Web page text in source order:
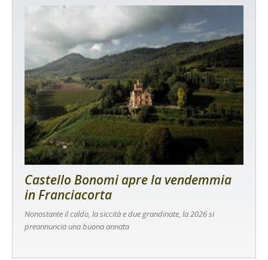
Castello Bonomi apre la vendemmia
in Franciacorta
Nonostante il caldo, la siccità e due grandinate, la 2026 si
preannuncia una buona annata